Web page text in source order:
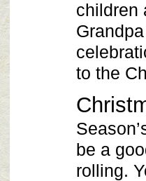
children
to the
be a
rolling.